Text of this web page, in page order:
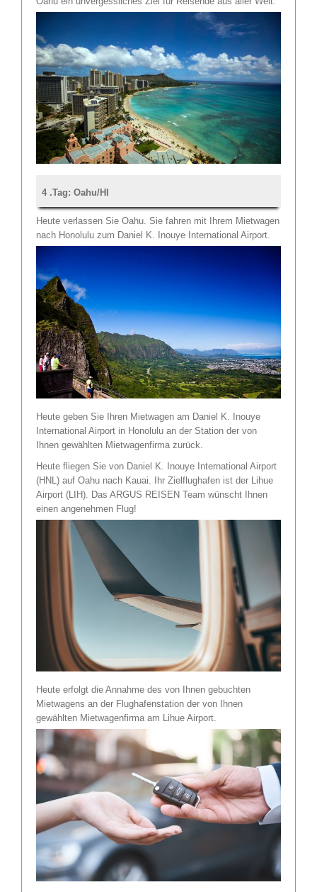
4 .Tag: Oahu/HI
Heute verlassen Sie Oahu. Sie fahren mit Ihrem Mietwagen
nach Honolulu zum Daniel K. Inouye International Airport.
Heute geben Sie Ihren Mietwagen am Daniel K. Inouye
International Airport in Honolulu an der Station der von
Ihnen gewählten Mietwagenfirma zurück.
Heute fliegen Sie von Daniel K. Inouye International Airport
(HNL) auf Oahu nach Kauai. Ihr Zielflughafen ist der Lihue
Airport (LIH). Das ARGUS REISEN Team wünscht Ihnen
einen angenehmen Flug!
Heute erfolgt die Annahme des von Ihnen gebuchten
Mietwagens an der Flughafenstation der von Ihnen
gewählten Mietwagenfirma am Lihue Airport.